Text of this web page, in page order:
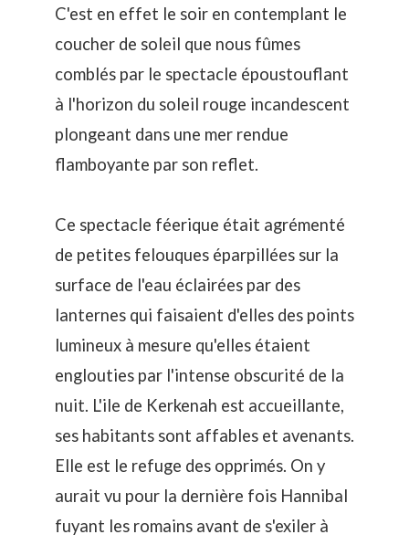
C'est en effet le soir en contemplant le
coucher de soleil que nous fûmes
comblés par le spectacle époustouflant
à l'horizon du soleil rouge incandescent
plongeant dans une mer rendue
flamboyante par son reflet.
Ce spectacle féerique était agrémenté
de petites felouques éparpillées sur la
surface de l'eau éclairées par des
lanternes qui faisaient d'elles des points
lumineux à mesure qu'elles étaient
englouties par l'intense obscurité de la
nuit. L'ile de Kerkenah est accueillante,
ses habitants sont affables et avenants.
Elle est le refuge des opprimés. On y
aurait vu pour la dernière fois Hannibal
fuyant les romains avant de s'exiler à